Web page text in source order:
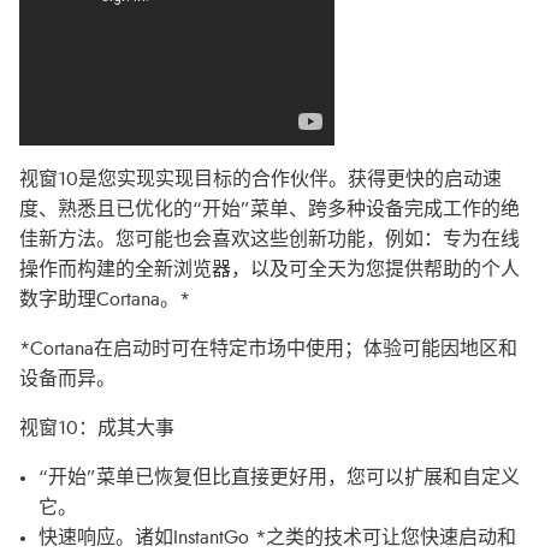
视窗10是您实现实现目标的合作伙伴。获得更快的启动速
度、熟悉且已优化的“开始”菜单、跨多种设备完成工作的绝
佳新方法。您可能也会喜欢这些创新功能，例如：专为在线
操作而构建的全新浏览器，以及可全天为您提供帮助的个人
数字助理Cortana。*
*Cortana在启动时可在特定市场中使用；体验可能因地区和
设备而异。
视窗10：成其大事
“开始”菜单已恢复但比直接更好用，您可以扩展和自定义
它。
快速响应。诸如InstantGo *之类的技术可让您快速启动和